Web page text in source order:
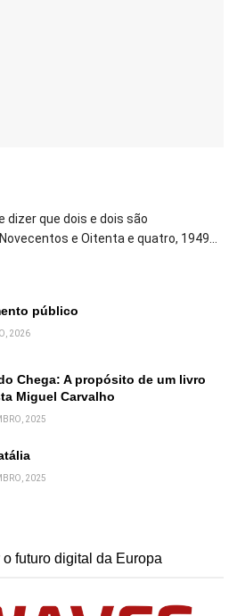
dizer que dois e dois são
e Oitenta e quatro, 1949...
público
2026
Chega: A propósito de um livro
Miguel Carvalho
2025
2025
futuro digital da Europa